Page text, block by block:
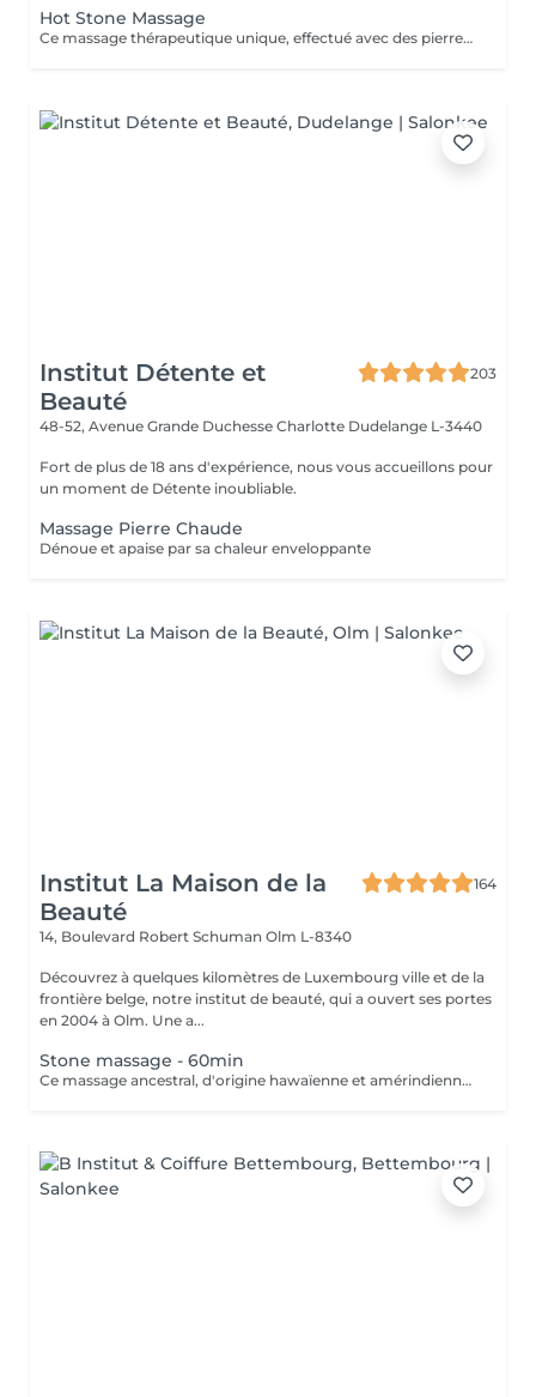
Hot Stone Massage
Ce massage thérapeutique unique, effectué avec des pierres de lave, rend un bon équilibre de l'énergie. Son effet est plus profond et dure plus longtemps que celui d'un massage classique.
Institut Détente et
Beauté
203
48-52, Avenue Grande Duchesse Charlotte Dudelange L-3440
Fort de plus de 18 ans d'expérience, nous vous accueillons pour
un moment de Détente inoubliable.
Massage Pierre Chaude
Dénoue et apaise par sa chaleur enveloppante
Institut La Maison de la
Beauté
164
14, Boulevard Robert Schuman Olm L-8340
Découvrez à quelques kilomètres de Luxembourg ville et de la
frontière belge, notre institut de beauté, qui a ouvert ses portes
en 2004 à Olm. Une a...
Stone massage - 60min
Ce massage ancestral, d'origine hawaïenne et amérindienne, vous offre une synergie magique entre les mains de l'esthéticienne et la chaleur des pierres volcaniques en basaltes composées de laves pure pour une détente extrême. Une douce chaleur vous enveloppe et vous procure une sensation de bien-être. Avec leurs différentes vertus thérapeutiques, les pierres sont déposées sur les points sensibles et/ou douloureux du corps. Un lâché pris qui détoxifie l'organisme et améliore la circulation sanguine. Outre leur effet drainant et relaxant, elles stimulent les muscles et défont les nuds pour une sensation réconfortante.